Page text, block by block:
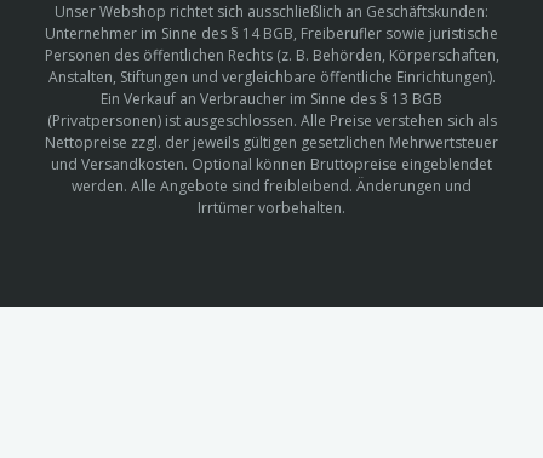
Unser Webshop richtet sich ausschließlich an Geschäftskunden:
Unternehmer im Sinne des § 14 BGB, Freiberufler sowie juristische
Personen des öffentlichen Rechts (z. B. Behörden, Körperschaften,
Anstalten, Stiftungen und vergleichbare öffentliche Einrichtungen).
Ein Verkauf an Verbraucher im Sinne des § 13 BGB
(Privatpersonen) ist ausgeschlossen. Alle Preise verstehen sich als
Nettopreise zzgl. der jeweils gültigen gesetzlichen Mehrwertsteuer
und Versandkosten. Optional können Bruttopreise eingeblendet
werden. Alle Angebote sind freibleibend. Änderungen und
Irrtümer vorbehalten.